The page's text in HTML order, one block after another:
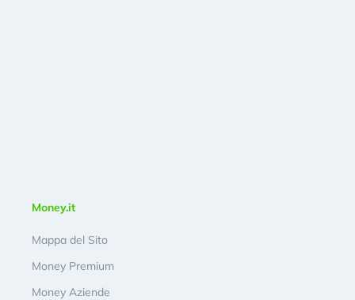
Money.it
Mappa del Sito
Money Premium
Money Aziende